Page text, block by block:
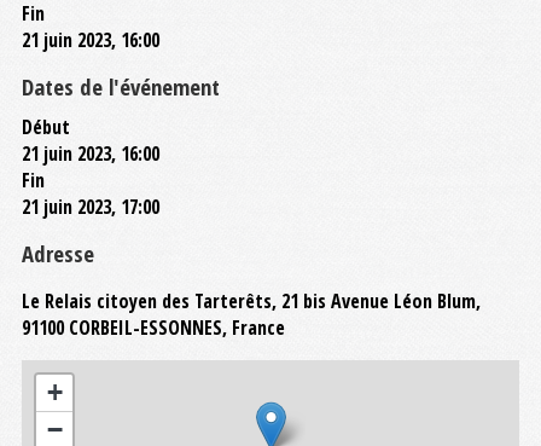
Fin
21 juin 2023, 16:00
Dates de l'événement
Début
21 juin 2023, 16:00
Fin
21 juin 2023, 17:00
Adresse
Le Relais citoyen des Tarterêts, 21 bis Avenue Léon Blum,
91100 CORBEIL-ESSONNES, France
+
−